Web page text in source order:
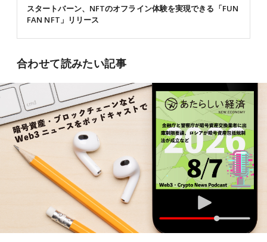
スタートバーン、NFTのオフライン体験を実現できる「FUN
FAN NFT」リリース
合わせて読みたい記事